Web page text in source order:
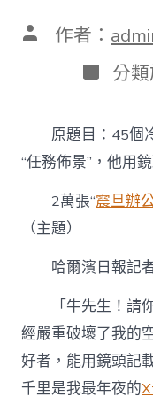
文 作者：
分
類
分
原題目：45個
“任務佈景”，他用
2萬張“震旦辦
（主題）
哈爾濱日報記
「牛先生！
經嚴重破壞了我的
好者，能用鏡頭記
千里是我最年夜的